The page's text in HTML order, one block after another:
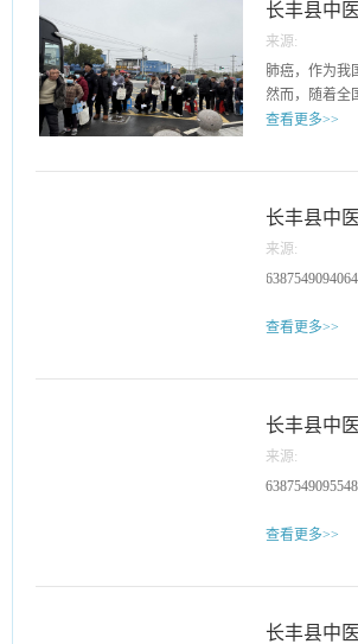
长丰县中
查防治科
来源:
肺癌，作为我
然而，随着全
一场由合肥市
伴、因爱而
影像科专家队
此次活动不仅
终保障百姓健
查看更多>>
长丰县中
来源:
查看更多>>
长丰县中
来源:
查看更多>>
长丰县中